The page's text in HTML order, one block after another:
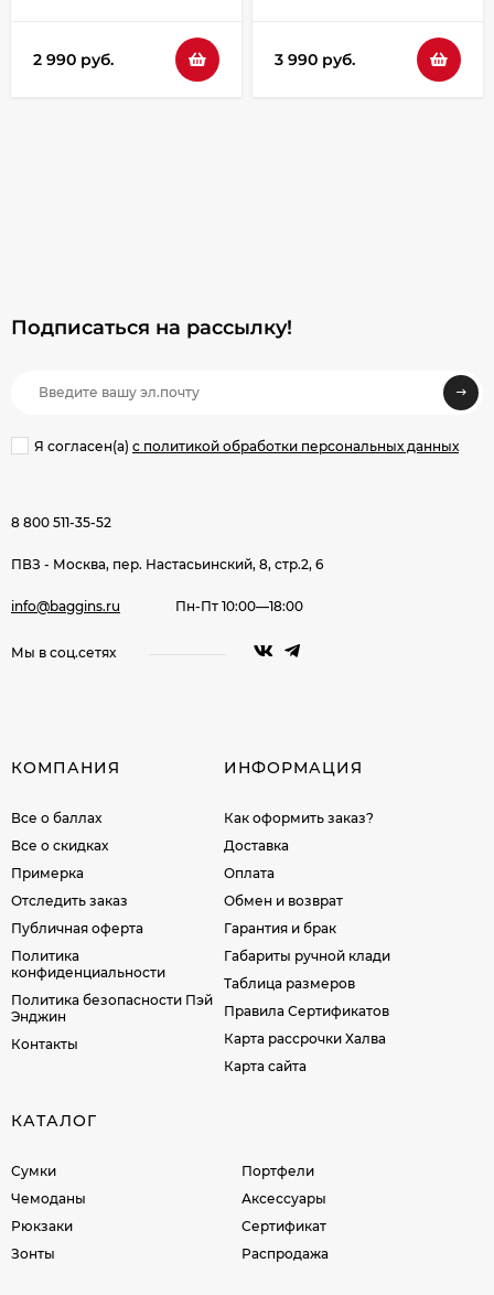
2 990 руб. 3 990 руб.
Подписаться на рассылкy!
Я согласен(a) с политикой обработки персональных данных
8 800 511-35-52
ПВЗ - Москва, пер. Настасьинский, 8, стр.2, 6
info@baggins.ru Пн-Пт 10:00—18:00
Мы в соц.сетях
КОМПАНИЯ
Все о баллах
Все о скидках
Примерка
Отследить заказ
Публичная оферта
Политика
конфиденциальности
Политика безопасности Пэй
Энджин
Контакты
ИНФОРМАЦИЯ
Как оформить заказ?
Доставка
Оплата
Обмен и возврат
Гарантия и брак
Габариты ручной клади
Таблица размеров
Правила Сертификатов
Карта рассрочки Халва
Карта сайта
КАТАЛОГ
Сумки
Чемоданы
Рюкзаки
Зонты
Портфели
Аксессуары
Сертификат
Распродажа